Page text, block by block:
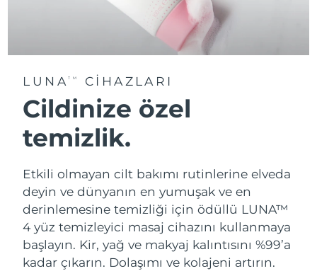
LUNATM CIHAZLARI
Cildinize özel
temizlik.
Etkili olmayan cilt bakımı rutinlerine elveda
deyin ve dünyanın en yumuşak ve en
derinlemesine temizliği için ödüllü LUNA™
4 yüz temizleyici masaj cihazını kullanmaya
başlayın. Kir, yağ ve makyaj kalıntısını %99’a
kadar çıkarın. Dolaşımı ve kolajeni artırın.